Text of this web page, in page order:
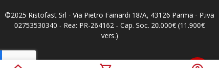
©2025 Ristofast Srl - Via Pietro Fainardi 18/A, 43126 Parma - P.iva
02753530340 - Rea: PR-264162 - Cap. Soc. 20.000€ (11.900€
vers.)